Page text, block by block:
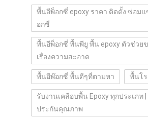
พื้นอีพ็อกซี่ epoxy ราคา ติดตั้ง ซ่อม
อกซี่
พื้นอีพ็อกซี่ พื้นพียู พื้น epoxy ตัวช่วย
เรื่องความสะอาด
พื้นอีพ๊อกซี่ พื้นดีๆที่ตามหา พื้นโ
รับงานเคลือบพื้น Epoxy ทุกประเภท
ประกันคุณภาพ